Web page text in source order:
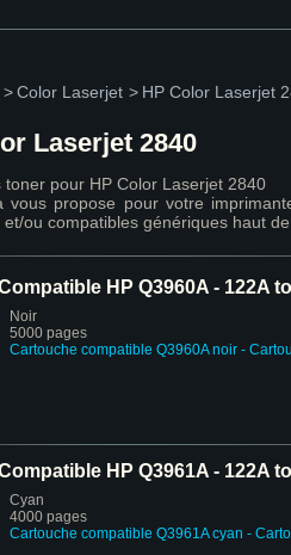
>Color Laserjet > HP Color Laserjet
Laserjet 2840
toner pour HP Color Laserjet 2840
vous propose pour votre
et/ou compatibles génériques haut
HP Q3960A - 122A
Noir
5000 pages
Cartouche compatible Q3960A noir -
HP Q3961A - 122A
Cyan
4000 pages
Cartouche compatible Q3961A cyan -